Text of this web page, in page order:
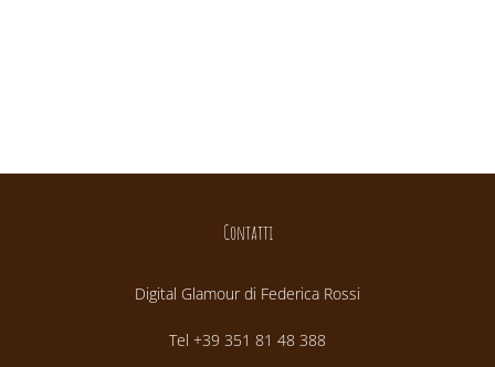
Contatti
Digital Glamour di Federica Rossi
Tel +39 351 81 48 388